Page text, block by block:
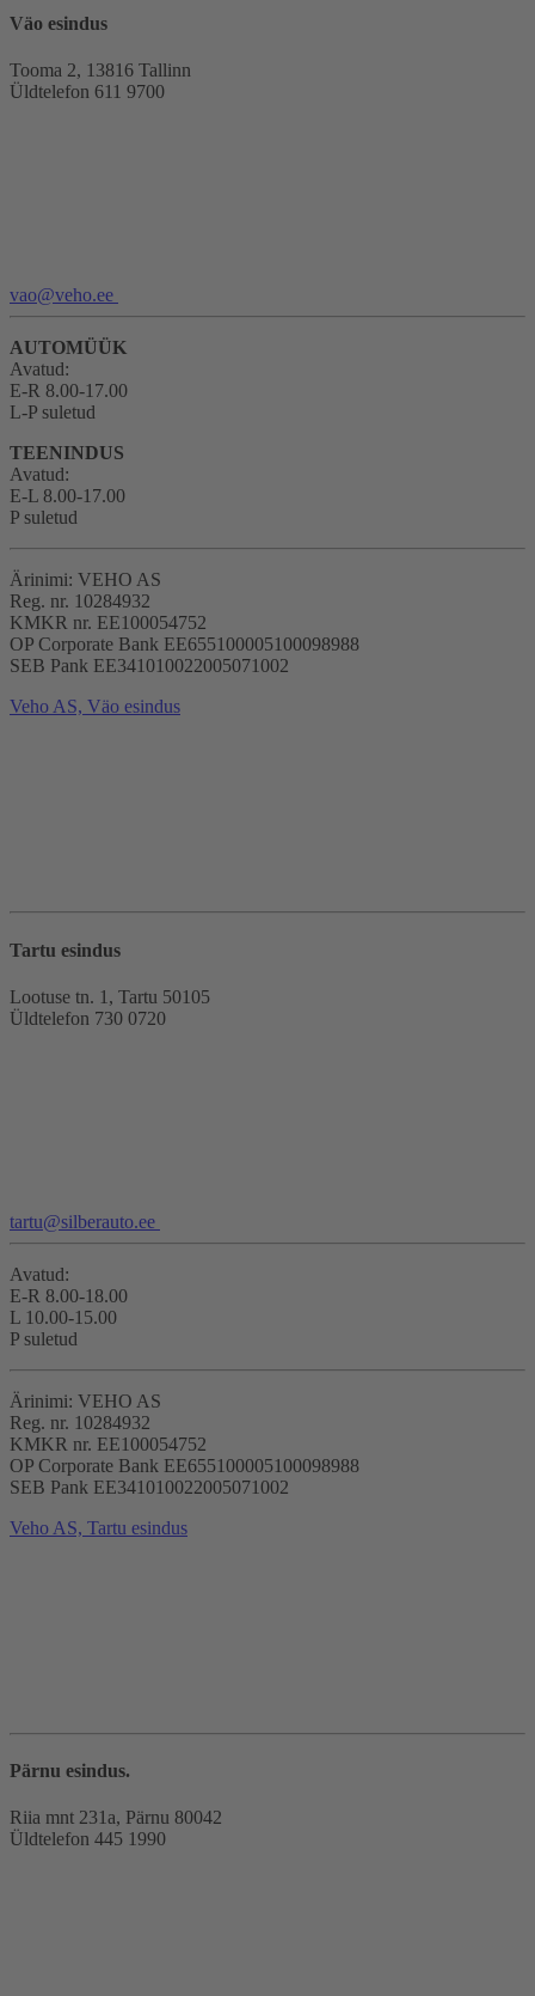
Väo esindus
Tooma 2, 13816 Tallinn
Üldtelefon 611 9700
vao@veho.ee
AUTOMÜÜK
Avatud:
E-R 8.00-17.00
L-P suletud
TEENINDUS
Avatud:
E-L 8.00-17.00
P suletud
Ärinimi: VEHO AS
Reg. nr. 10284932
KMKR nr. EE100054752
OP Corporate Bank EE655100005100098988
SEB Pank EE341010022005071002
Veho AS, Väo esindus
Tartu esindus
Lootuse tn. 1, Tartu 50105
Üldtelefon 730 0720
tartu@silberauto.ee
Avatud:
E-R 8.00-18.00
L 10.00-15.00
P suletud
Ärinimi: VEHO AS
Reg. nr. 10284932
KMKR nr. EE100054752
OP Corporate Bank EE655100005100098988
SEB Pank EE341010022005071002
Veho AS, Tartu esindus
Pärnu esindus.
Riia mnt 231a, Pärnu 80042
Üldtelefon 445 1990